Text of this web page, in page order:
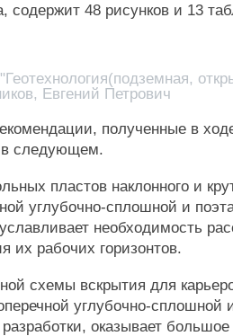
содержит 48 рисунков и 13
Евгений Петрович
полученные в
в следующем.
пластов наклонного и
углубочно-сплошной и
необходимость
их рабочих горизонтов.
схемы вскрытия для
углубочно-сплошной
оказывает